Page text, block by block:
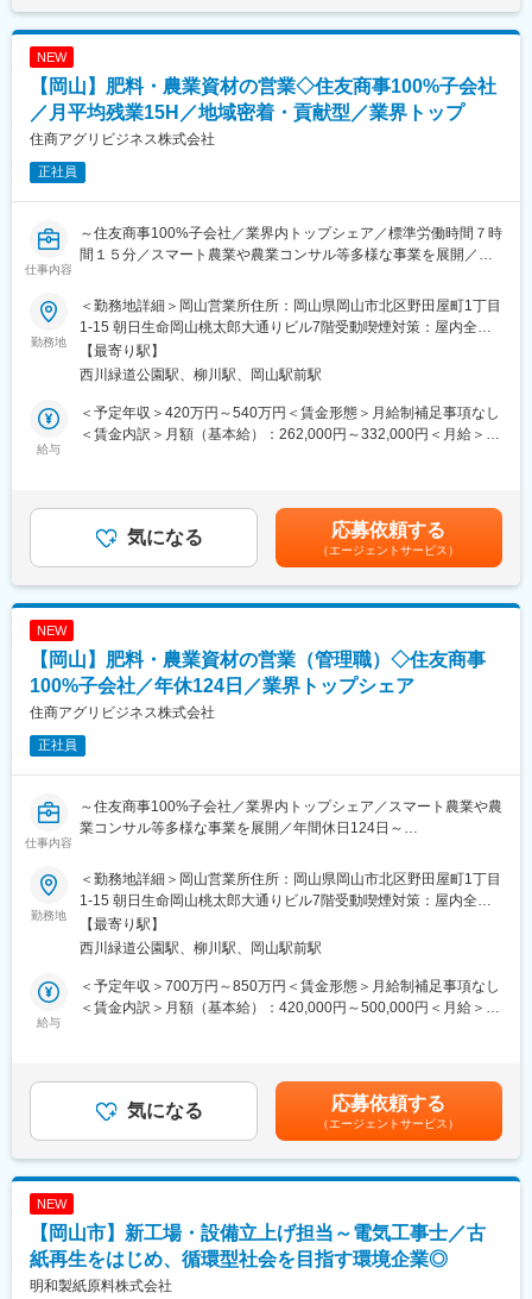
る」ための機器を中心にさまざまな製品を取り扱っています。ま
た、ニーズに応じて自社技術サービス部での設計・開発もご提案
いたします。
■はたらき方
・完全週休2日制／土日祝休み／年休124日
・年末年始、夏季休暇あり
・賞与3回
・入社後は先輩との同行営業からスタート
・半年～1年は研修期間として、すぐに一人で任せることはありま
・製品知識は実務を通じて自然に身につきます
能◎
◇完全週休二日制（土日祝休み）、年間休日124日でプライベー
トとの両立が可能です。
※万が一、休日出勤が発生した場合には代休を取得いただいていま
■組織構成：
社員の前職も、食品会社や車の営業、販売、建築系などばらばら
で、基本的な知識は全て入社後身に付けています。
変更の範囲：会社の定める業務
あります。月給(月額)は固定手当を含めた表記です。
NEW
【岡山】肥料・農業資材の営業◇住友商事100%子会社
／月平均残業15H／地域密着・貢献型／業界トップ
住商アグリビジネス株式会社
正社員
仕事内容
～住友商事100%子会社／業界内トップシェア／標準労働時間７時
間１５分／スマート農業や農業コンサル等多様な事業を展開／月
■業務内容：
本州の西日本・四国エリアにて、担当の卸店、小売店等の販売店
に対する肥料を中心とした農業資材の提案営業業務です。
自社製造の肥料の販売を中心とするほか、国内肥料メーカーから
の仕入品販売もあり、民間の肥料会社の営業スタイルと比較する
と特殊な構造となっております。※顧客との深い信頼関係構築のた
＜詳細＞
・既存取引先児への定期訪問・商談（卸点、小売店）
■時期による業務の違い
秋～春：取引先と商談・受注、その後の出荷。その他、勉強会開
催、展示会参加など。
作成の業務に時間がかかります。また、11月には翌年度の年間予
算策定の業務があります。
■フレックスタイム制
清算期間は１ヶ月。
始業及び終業の時刻は労働者の決定に委ねる。標準労働時間は１
日７時間１５分。
０時、（コアタイム）１１時～１５時
ある西日本と四国の農業をサポートしています。
地域の販売先と連携し、土地柄に合わせた肥料の提案を行ってい
ます。営業担当者のレベルアップのため、資格取得や勉強会も実
勤務地
＜勤務地詳細＞岡山営業所住所：岡山県岡山市北区野田屋町1丁目
1-15 朝日生命岡山桃太郎大通りビル7階受動喫煙対策：屋内全面
禁煙変更の範囲：会社の定める事業所
【最寄り駅】
西川緑道公園駅、柳川駅、岡山駅前駅
給与
＜予定年収＞420万円～540万円＜賃金形態＞月給制補足事項なし
＜賃金内訳＞月額（基本給）：262,000円～332,000円＜月給＞
通じて上下する可能性があります。月給(月額)は固定手当を含めた
表記です。気になる 応募依頼する
（エージェントサービス）
NEW
【岡山】肥料・農業資材の営業（管理職）◇住友商事
100%子会社／年休124日／業界トップシェア
住商アグリビジネス株式会社
正社員
仕事内容
～住友商事100%子会社／業界内トップシェア／スマート農業や農
業コンサル等多様な事業を展開／年間休日124日～
■業務内容：
本州の西日本・四国エリアにて、担当の卸店、小売店等の販売店
に対する肥料を中心とした農業資材の提案営業業務です。
自社製造の肥料の販売を中心とするほか、国内肥料メーカーから
の仕入品販売もあり、民間の肥料会社の営業スタイルと比較する
と特殊な構造となっております。※顧客との深い信頼関係構築のた
めに高い営業スキルが求められ、スキルの習得・人間力を磨くこ
＜詳細＞
・既存取引先児への定期訪問・商談（卸点、小売店）
・土地柄、作物に合わせた自社製造肥料の提案・普及活動
秋～春：取引先と商談・受注、その後の出荷。その他、勉強会開
催、展示会参加など。
春～夏：試験品を使用した圃場調査と商談。
勤務地
＜勤務地詳細＞岡山営業所住所：岡山県岡山市北区野田屋町1丁目
1-15 朝日生命岡山桃太郎大通りビル7階受動喫煙対策：屋内全面
禁煙変更の範囲：本文参照
【最寄り駅】
西川緑道公園駅、柳川駅、岡山駅前駅
給与
＜予定年収＞700万円～850万円＜賃金形態＞月給制補足事項なし
＜賃金内訳＞月額（基本給）：420,000円～500,000円＜月給＞
気になる 応募依頼する
（エージェントサービス）
NEW
【岡山市】新工場・設備立上げ担当～電気工事士／古
紙再生をはじめ、循環型社会を目指す環境企業◎
明和製紙原料株式会社